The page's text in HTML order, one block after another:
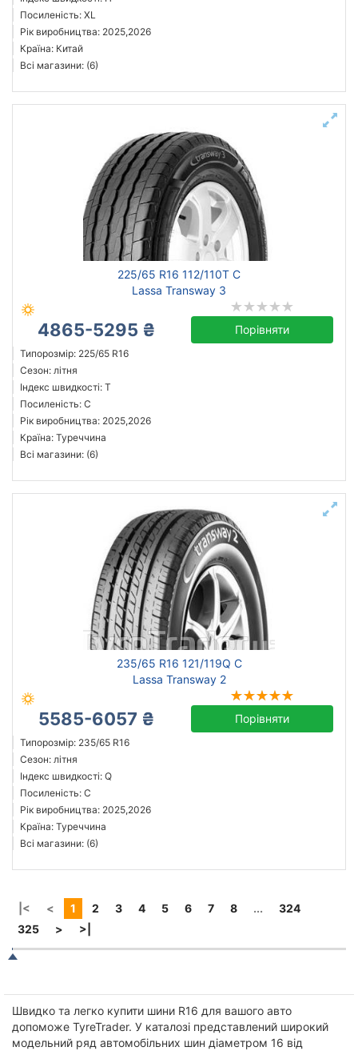
Посиленість: XL
Рік виробництва: 2025,2026
Країна: Китай
Всі магазини: (6)
225/65 R16 112/110T C
Lassa Transway 3
4865-5295 ₴ Порівняти
Типорозмір: 225/65 R16
Сезон: літня
Індекс швидкості: T
Посиленість: C
Рік виробництва: 2025,2026
Країна: Туреччина
Всі магазини: (6)
235/65 R16 121/119Q C
Lassa Transway 2
5585-6057 ₴ Порівняти
Типорозмір: 235/65 R16
Сезон: літня
Індекс швидкості: Q
Посиленість: C
Рік виробництва: 2025,2026
Країна: Туреччина
Всі магазини: (6)
|< < 1 2 3 4 5 6 7 8 ...
324
325
> >|
Швидко та легко купити шини R16 для вашого авто
допоможе TyreTrader. У каталозі представлений широкий
модельний ряд автомобільних шин діаметром 16 від